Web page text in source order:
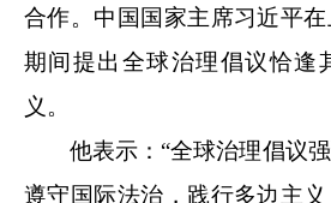
合作。中国国家主席习近平
期间提出全球治理倡议恰逢
义。
他表示：“全球治理倡议强
遵守国际法治，践行多边主义